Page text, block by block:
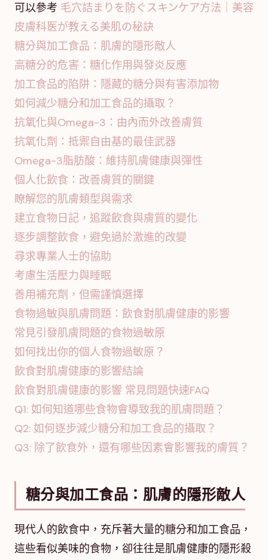
可以參考 毛穴詰まりを防ぐスキンケア方法｜美容
皮膚科医が教える美肌の秘訣
糖分與加工食品：肌膚的隱形敵人
高糖分的危害：糖化作用與發炎反應
加工食品的陷阱：隱藏的糖分與有害添加物
如何減少糖分和加工食品的攝取？
抗氧化與Omega-3：由內而外改善膚質
抗氧化劑：抵禦自由基的最佳武器
Omega-3脂肪酸：維持肌膚健康與彈性
個人化飲食：改善膚質的關鍵
瞭解您的肌膚類型與需求
建立食物日記，追蹤飲食與膚質的變化
逐步調整飲食，避免過於激進的改變
尋求專業人士的協助
考慮生活壓力與睡眠
善用補充劑，但需謹慎選擇
食物過敏與肌膚問題：飲食對肌膚健康的影響
常見引發肌膚問題的食物過敏原
如何找出你的個人食物過敏原？
飲食對肌膚健康的影響結論
飲食對肌膚健康的影響 常見問題快速FAQ
Q1: 如何知道哪些食物會導致我的肌膚問題？
Q2: 如何逐步減少糖分和加工食品的攝取？
Q3: 除了飲食外，還有哪些因素會影響我的膚質？
糖分與加工食品：肌膚的隱形敵人
現代人的飲食中，充斥著大量的糖分和加工食品，
這些看似美味的食物，卻往往是肌膚健康的隱形殺